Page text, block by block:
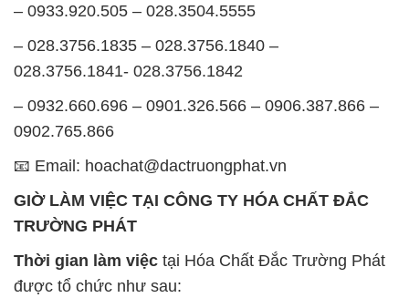
– 0933.920.505 – 028.3504.5555
– 028.3756.1835 – 028.3756.1840 –
028.3756.1841- 028.3756.1842
– 0932.660.696 – 0901.326.566 – 0906.387.866 –
0902.765.866
📧 Email: hoachat@dactruongphat.vn
GIỜ LÀM VIỆC TẠI CÔNG TY HÓA CHẤT ĐẮC
TRƯỜNG PHÁT
Thời gian làm việc tại Hóa Chất Đắc Trường Phát
được tổ chức như sau: